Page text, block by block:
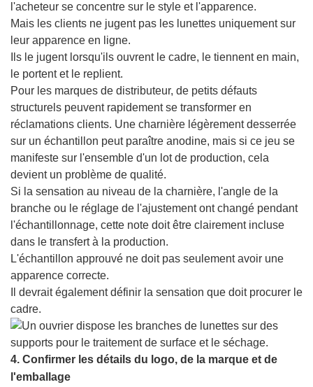
l'acheteur se concentre sur le style et l'apparence.
Mais les clients ne jugent pas les lunettes uniquement sur
leur apparence en ligne.
Ils le jugent lorsqu'ils ouvrent le cadre, le tiennent en main,
le portent et le replient.
Pour les marques de distributeur, de petits défauts
structurels peuvent rapidement se transformer en
réclamations clients. Une charnière légèrement desserrée
sur un échantillon peut paraître anodine, mais si ce jeu se
manifeste sur l'ensemble d'un lot de production, cela
devient un problème de qualité.
Si la sensation au niveau de la charnière, l'angle de la
branche ou le réglage de l'ajustement ont changé pendant
l'échantillonnage, cette note doit être clairement incluse
dans le transfert à la production.
L'échantillon approuvé ne doit pas seulement avoir une
apparence correcte.
Il devrait également définir la sensation que doit procurer le
cadre.
4. Confirmer les détails du logo, de la marque et de
l'emballage